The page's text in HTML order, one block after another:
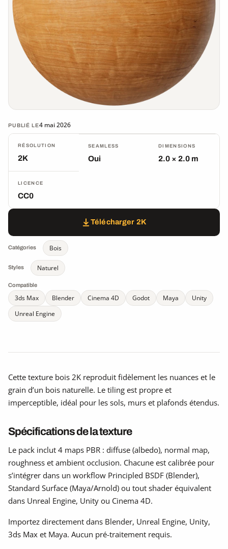
PUBLIÉ LE4 mai 2026
RÉSOLUTION
2K
SEAMLESS
Oui
DIMENSIONS
2.0 × 2.0 m
LICENCE
CC0
Télécharger 2K
Catégories Bois
Styles Naturel
Compatible
3ds Max Blender Cinema 4D Godot Maya
Unity
Unreal Engine
Cette texture bois 2K reproduit fidèlement les nuances et le
grain d’un bois naturelle. Le tiling est propre et
imperceptible, idéal pour les sols, murs et plafonds étendus.
Spécifications de la texture
Le pack inclut 4 maps PBR : diffuse (albedo), normal map,
roughness et ambient occlusion. Chacune est calibrée pour
s’intégrer dans un workflow Principled BSDF (Blender),
Standard Surface (Maya/Arnold) ou tout shader équivalent
dans Unreal Engine, Unity ou Cinema 4D.
Importez directement dans Blender, Unreal Engine, Unity,
3ds Max et Maya. Aucun pré-traitement requis.